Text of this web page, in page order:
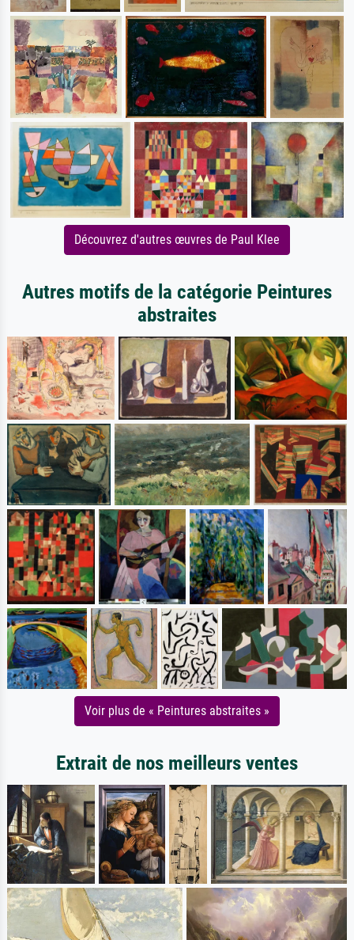
Découvrez d'autres œuvres de Paul Klee
Autres motifs de la catégorie Peintures
abstraites
Voir plus de « Peintures abstraites »
Extrait de nos meilleurs ventes